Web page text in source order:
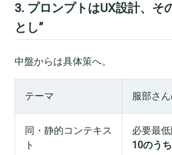
3. プロンプトはUX設計、そ
とし”
中盤からは具体策へ。
テーマ 服部さ
同・静的コンテキス
ト
必要最低
10のう